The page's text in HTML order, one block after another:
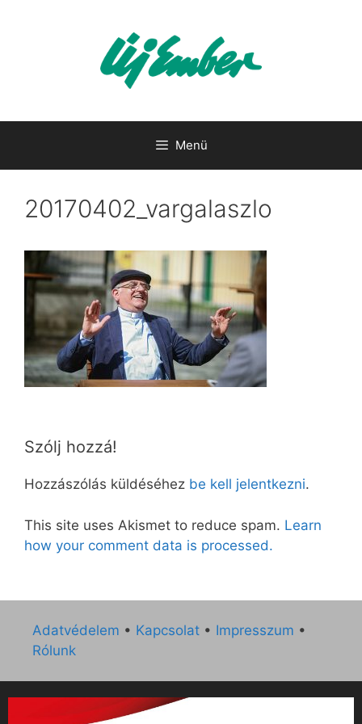
Menü
20170402_vargalaszlo
Szólj hozzá!
Hozzászólás küldéséhez be kell jelentkezni.
This site uses Akismet to reduce spam. Learn
how your comment data is processed.
Adatvédelem • Kapcsolat • Impresszum •
Rólunk